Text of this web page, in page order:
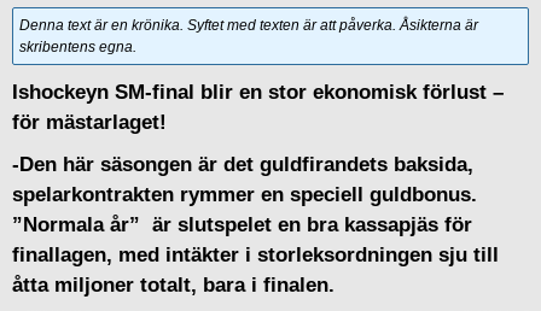
Denna text är en krönika. Syftet med texten är att påverka. Åsikterna är
skribentens egna.
Ishockeyn SM-final blir en stor ekonomisk förlust –
för mästarlaget!
-Den här säsongen är det guldfirandets baksida,
spelarkontrakten rymmer en speciell guldbonus.
”Normala år” är slutspelet en bra kassapjäs för
finallagen, med intäkter i storleksordningen sju till
åtta miljoner totalt, bara i finalen.